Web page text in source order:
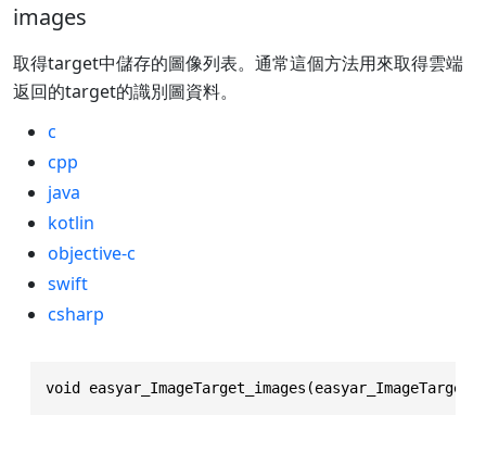
images
取得target中儲存的圖像列表。通常這個方法用來取得雲端
返回的target的識別圖資料。
c
cpp
java
kotlin
objective-c
swift
csharp
void